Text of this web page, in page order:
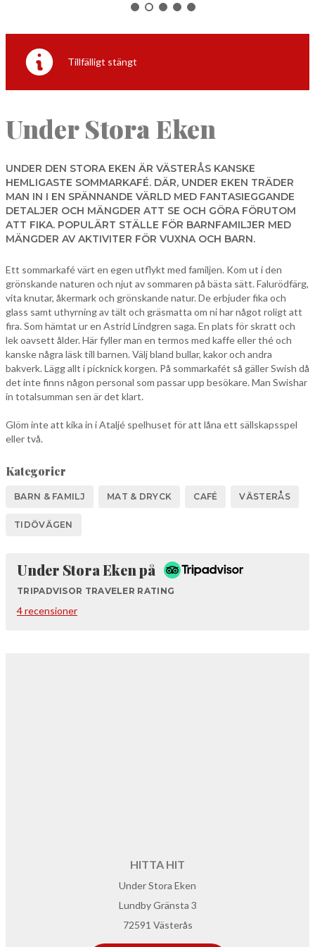
SKINNSKATTEBERG
Tillfälligt stängt
Under Stora Eken
UNDER DEN STORA EKEN ÄR VÄSTERÅS KANSKE
HEMLIGASTE SOMMARKAFÉ. DÄR, UNDER EKEN TRÄDER
MAN IN I EN SPÄNNANDE VÄRLD MED FANTASIEGGANDE
DETALJER OCH MÄNGDER ATT SE OCH GÖRA FÖRUTOM
ATT FIKA. POPULÄRT STÄLLE FÖR BARNFAMILJER MED
MÄNGDER AV AKTIVITER FÖR VUXNA OCH BARN.
Ett sommarkafé värt en egen utflykt med familjen. Kom ut i den
grönskande naturen och njut av sommaren på bästa sätt. Falurödfärg,
vita knutar, åkermark och grönskande natur. De erbjuder fika och
glass samt uthyrning av tält och gräsmatta om ni har något roligt att
fira. Som hämtat ur en Astrid Lindgren saga. En plats för skratt och
lek oavsett ålder. Här fyller man en termos med kaffe eller thé och
kanske några läsk till barnen. Välj bland bullar, kakor och andra
bakverk. Lägg allt i picknick korgen. På sommarkafét så gäller Swish då
det inte finns någon personal som passar upp besökare. Man Swishar
in totalsumman sen är det klart.
Glöm inte att kika in i Ataljé spelhuset för att låna ett sällskapsspel
eller två.
Kategorier
BARN & FAMILJ MAT & DRYCK CAFÉ VÄSTERÅS
TIDÖVÄGEN
Under Stora Eken på Tripadvisor
TRIPADVISOR TRAVELER RATING
4 recensioner
HITTA HIT
Under Stora Eken
Lundby Gränsta 3
72591 Västerås